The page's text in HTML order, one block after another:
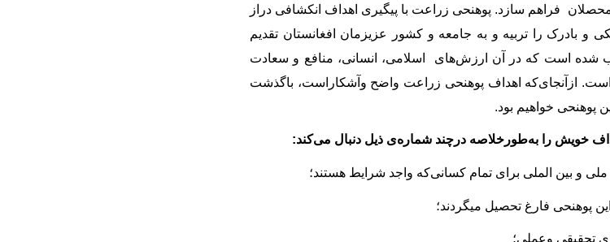
فراهم سازد. پوهنحی زراعت با پیگیری اهداف انکشافی دراز
و بادرک را تربیه و به جامعه و کشور عزیزمان افغانستان تقدیم
شده است که در آن ارزشهای اسلامی، انسانی، منافع و سعادت
ازآنجایکه اهداف پوهنحی زراعت واضح وآشکاراست، باگذشت
پوهنحی خواهیم بود.
خویش را بهطورخلاصه درچند شماره‏‌ی ذیل دنبال میکند:
و بین الملی برای تمام کسانیکه واجد شرایط هستند؛
پوهنحی فارغ تحصیل می‏گردند؛
تحقیقی وعملی؛